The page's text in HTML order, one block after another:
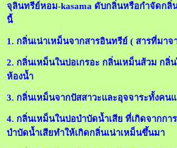
จุลินทรีย์หอม-kasama ดับกลิ่นหรือกำจัดกลิ่
นี้
1. กลิ่นเน่าเหม็นจากสารอินทรีย์ ( สารที่มา
2. กลิ่นเหม็นในบ่อเกรอะ กลิ่นเหม็นส้วม กลิ่
ห้องน้ำ
3. กลิ่นเหม็นจากปัสสาวะและอุจจาระทั้งคน
4. กลิ่นเหม็นในบ่อบำบัดน้ำเสีย ที่เกิดจากกา
บำบัดน้ำเสียทำให้เกิดกลิ่นเน่าเหม็นขึ้นมา